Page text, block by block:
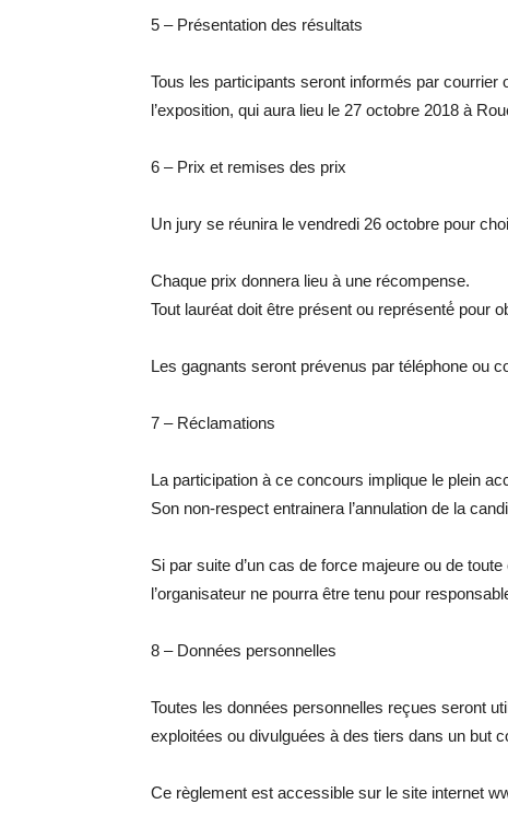
5 – Présentation des résultats
Tous les participants seront informés par courrier
l’exposition, qui aura lieu le 27 octobre 2018 à
6 – Prix et remises des prix
Un jury se réunira le vendredi 26 octobre pour
Chaque prix donnera lieu à une récompense.
Tout lauréat doit être présent ou représenté́ pour
Les gagnants seront prévenus par téléphone ou
7 – Réclamations
La participation à ce concours implique le plein
Son non-respect entrainera l’annulation de la
Si par suite d’un cas de force majeure ou de
l’organisateur ne pourra être tenu pour
8 – Données personnelles
Toutes les données personnelles reçues seront
exploitées ou divulguées à des tiers dans un but
Ce règlement est accessible sur le site internet